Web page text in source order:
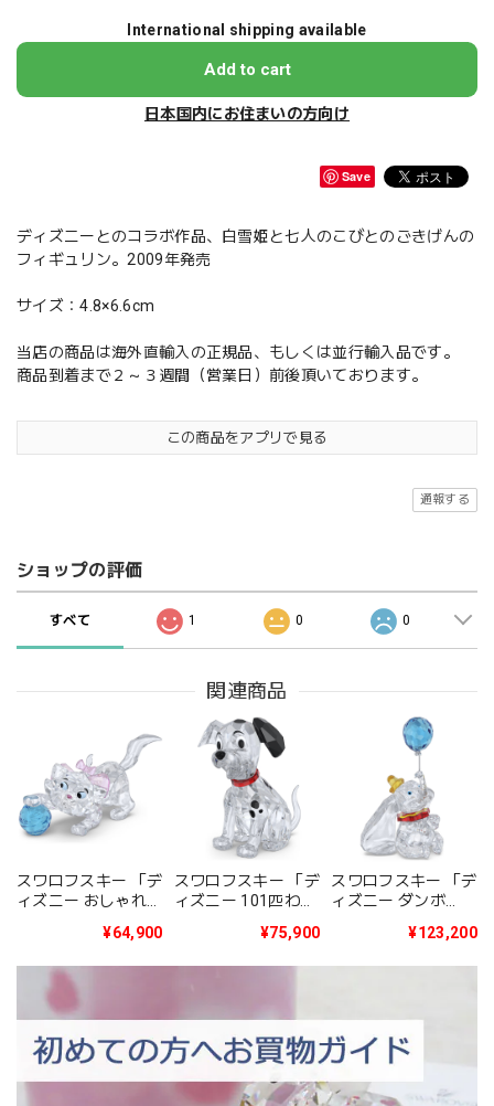
International shipping available
Add to cart
日本国内にお住まいの方向け
Save
ディズニーとのコラボ作品、白雪姫と七人のこびとのごきげんの
フィギュリン。2009年発売
サイズ：4.8×6.6cm
当店の商品は海外直輸入の正規品、もしくは並行輸入品です。
商品到着まで２～３週間（営業日）前後頂いております。
この商品をアプリで見る
通報する
ショップの評価
すべて 1 0 0
関連商品
スワロフスキー 「デ
ィズニー おしゃれキ
Aristocats - Marie」
¥64,900
スワロフスキー 「デ
ィズニー 101匹わん
Dalmatians -¥75,900
スワロフスキー 「デ
ィズニー ダンボ
¥123,200